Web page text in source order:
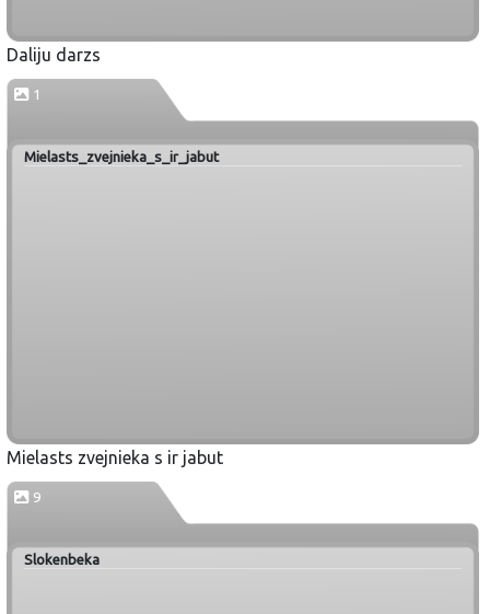
Daliju darzs
1
Mielasts_zvejnieka_s_ir_jabut
Mielasts zvejnieka s ir jabut
9
Slokenbeka